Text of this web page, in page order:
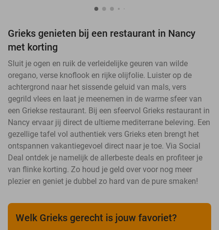
Grieks genieten bij een restaurant in Nancy
met korting
Sluit je ogen en ruik de verleidelijke geuren van wilde
oregano, verse knoflook en rijke olijfolie. Luister op de
achtergrond naar het sissende geluid van mals, vers
gegrild vlees en laat je meenemen in de warme sfeer van
een Griekse restaurant. Bij een sfeervol Grieks restaurant in
Nancy ervaar jij direct de ultieme mediterrane beleving. Een
gezellige tafel vol authentiek vers Grieks eten brengt het
ontspannen vakantiegevoel direct naar je toe. Via Social
Deal ontdek je namelijk de allerbeste deals en profiteer je
van flinke korting. Zo houd je geld over voor nog meer
plezier en geniet je dubbel zo hard van de pure smaken!
Welk Grieks gerecht is jouw favoriet?